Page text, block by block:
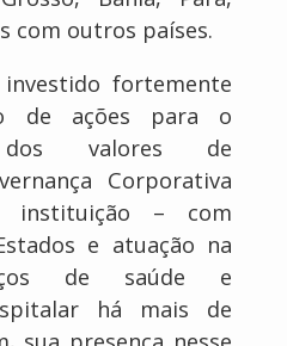
com outros países.
fortemente
de ações para o
dos valores de
Corporativa
instituição – com
e atuação na
de saúde e
há mais de